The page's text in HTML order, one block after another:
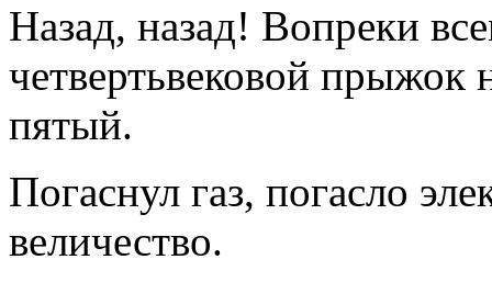
Назад, назад! Вопреки
четвертьвековой прыжок
пятый.
Погаснул газ, погасло
величество.